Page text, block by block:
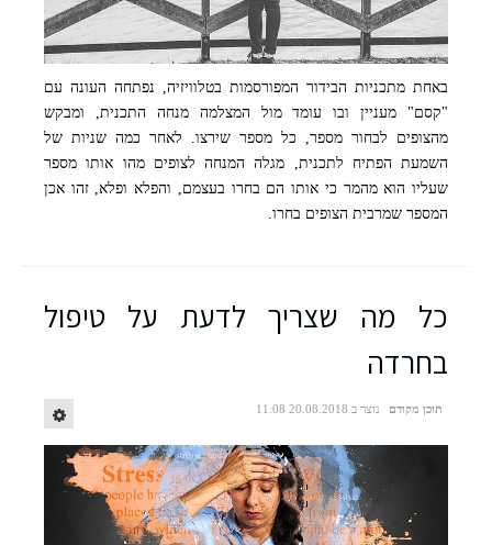
באחת מתכניות הבידור המפורסמות בטלוויזיה, נפתחה העונה עם
"קסם" מעניין ובו עומד מול המצלמה מנחה התכנית, ומבקש
מהצופים לבחור מספר, כל מספר שירצו. לאחר כמה שניות של
השמעת הפתיח לתכנית, מגלה המנחה לצופים מהו אותו מספר
שעליו הוא מהמר כי אותו הם בחרו בעצמם, והפלא ופלא, זהו אכן
המספר שמרבית הצופים בחרו.
כל מה שצריך לדעת על טיפול
בחרדה
תוכן מקודם נוצר ב 20.08.2018 11:08